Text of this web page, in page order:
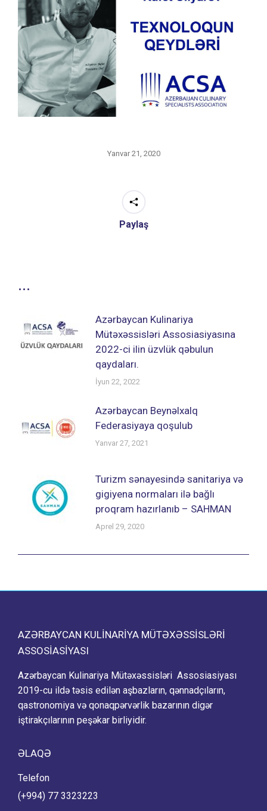
Yanvar 21, 2020
Paylaş
...
Azərbaycan Kulinariya
Mütəxəssisləri Assosiasiyasına
2022-ci ilin üzvlük qəbulun
qaydaları.
İyun 22, 2022
Azərbaycan Beynəlxalq
Federasiyaya qoşulub
Yanvar 27, 2021
Turizm sənayesində sanitariya və
gigiyena normaları ilə bağlı
proqram hazırlanıb – SAHMAN
Aprel 29, 2020
AZƏRBAYCAN KULINARIYA MÜTƏXƏSSISLƏRI
ASSOSIASIYASI
Azərbaycan Kulinariya Mütəxəssisləri Assosiasiyası
2019-cu ildə təsis edilən aşbazların, qənnadçıların,
qastronomiya və qonaqpərvərlik bazarının digər
iştirakçılarının peşəkar birliyidir.
ƏLAQƏ
Telefon
(+994) 77 3323223